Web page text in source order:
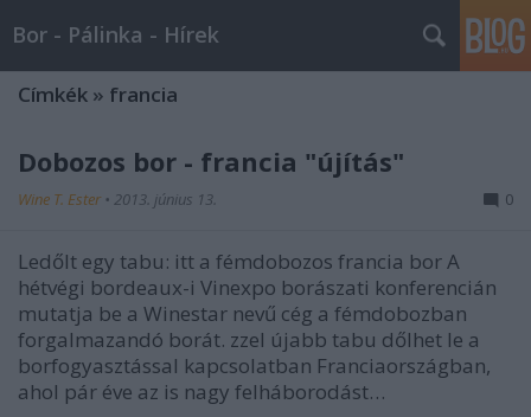
Bor - Pálinka - Hírek
Címkék » francia
Dobozos bor - francia "újítás"
Wine T. Ester • 2013. június 13. 0
Ledőlt egy tabu: itt a fémdobozos francia bor A
hétvégi bordeaux-i Vinexpo borászati konferencián
mutatja be a Winestar nevű cég a fémdobozban
forgalmazandó borát. zzel újabb tabu dőlhet le a
borfogyasztással kapcsolatban Franciaországban,
ahol pár éve az is nagy felháborodást…